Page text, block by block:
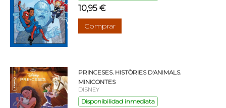
10,95 €
Comprar
PRINCESES. HISTÒRIES D'ANIMALS.
MINICONTES
DISNEY
Disponibilidad inmediata